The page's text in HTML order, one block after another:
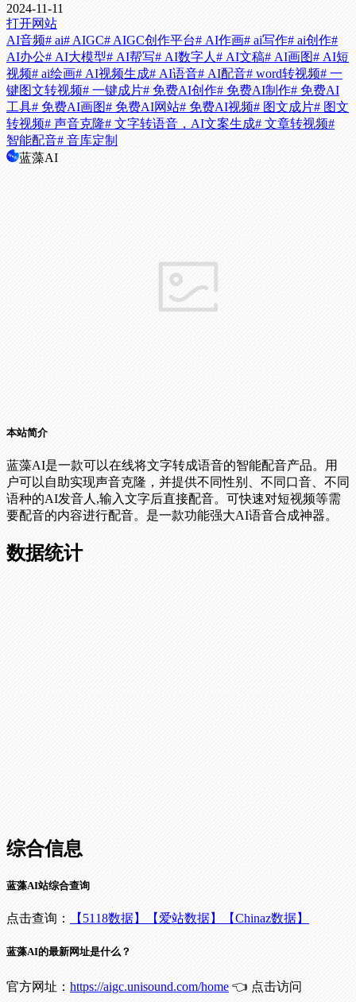
2024-11-11
打开网站
AI音频# ai# AIGC# AIGC创作平台# AI作画# ai写作# ai创作#
AI办公# AI大模型# AI帮写# AI数字人 # AI文稿# AI画图# AI短
视频# ai绘画# AI视频生成# AI语音# AI配音# word转视频# 一
键图文转视频# 一键成片# 免费AI创作# 免费AI制作# 免费AI
工具# 免费AI画图# 免费AI网站# 免费AI视频# 图文成片# 图文
转视频# 声音克隆# 文字转语音，AI文案生成# 文章转视频#
智能配音# 音库定制
蓝藻AI
本站简介
蓝藻AI是一款可以在线将文字转成语音的智能配音产品。用
户可以自助实现声音克隆，并提供不同性别、不同口音、不同
语种的AI发音人,输入文字后直接配音。可快速对短视频等需
要配音的内容进行配音。是一款功能强大AI语音合成神器。
数据统计
综合信息
蓝藻AI站综合查询
点击查询： 【5118数据】 【爱站数据】 【Chinaz数据】
蓝藻AI的最新网址是什么？
官方网址： https://aigc.unisound.com/home 👈 点击访问